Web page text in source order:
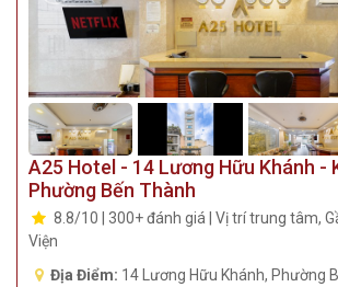
A25 Hotel - 14 Lương Hữu Khánh -
Phường Bến Thành
8.8/10 | 300+ đánh giá | Vị trí trung tâm,
Viện
Địa Điểm: 14 Lương Hữu Khánh, Phường